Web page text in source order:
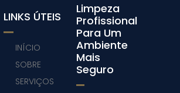
Limpeza
Profissional
Para Um
Ambiente
Mais
Seguro
LINKS ÚTEIS
INÍCIO
SOBRE
SERVIÇOS